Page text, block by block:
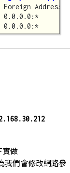
Foreign Address
實做
我們會修改網路參